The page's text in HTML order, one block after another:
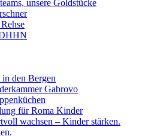
unsere Goldstücke
den Bergen
Gabrovo
für Roma Kinder
wachsen – Kinder stärken.